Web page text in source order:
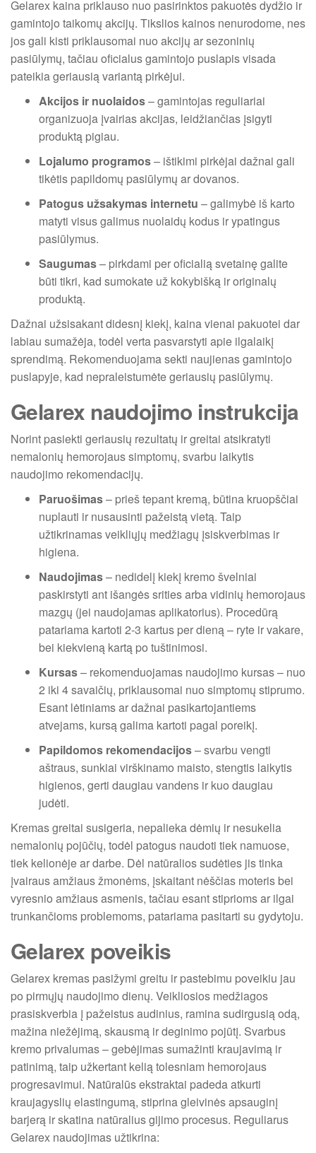
Gelarex kaina priklauso nuo pasirinktos pakuotės dydžio ir
gamintojo taikomų akcijų. Tikslios kainos nenurodome, nes
jos gali kisti priklausomai nuo akcijų ar sezoninių
pasiūlymų, tačiau oficialus gamintojo puslapis visada
pateikia geriausią variantą pirkėjui.
Akcijos ir nuolaidos– gamintojas reguliariai
organizuoja įvairias akcijas, leidžiančias įsigyti
produktą pigiau.
Lojalumo programos– ištikimi pirkėjai dažnai gali
tikėtis papildomų pasiūlymų ar dovanos.
Patogus užsakymas internetu – galimybė iš karto
matyti visus galimus nuolaidų kodus ir ypatingus
pasiūlymus.
Saugumas– pirkdami per oficialią svetainę galite
būti tikri, kad sumokate už kokybišką ir originalų
produktą.
Dažnai užsisakant didesnį kiekį, kaina vienai pakuotei dar
labiau sumažėja, todėl verta pasvarstyti apie ilgalaikį
sprendimą. Rekomenduojama sekti naujienas gamintojo
puslapyje, kad nepraleistumėte geriausių pasiūlymų.
Gelarex naudojimo instrukcija
Norint pasiekti geriausių rezultatų ir greitai atsikratyti
nemalonių hemorojaus simptomų, svarbu laikytis
naudojimo rekomendacijų.
Paruošimas– prieš tepant kremą, būtina kruopščiai
nuplauti ir nusausinti pažeistą vietą. Taip
užtikrinamas veikliųjų medžiagų įsiskverbimas ir
higiena.
Naudojimas– nedidelį kiekį kremo švelniai
paskirstyti ant išangės srities arba vidinių hemorojaus
mazgų (jei naudojamas aplikatorius). Procedūrą
patariama kartoti 2-3 kartus per dieną – ryte ir vakare,
bei kiekvieną kartą po tuštinimosi.
Kursas– rekomenduojamas naudojimo kursas – nuo
2 iki 4 savaičių, priklausomai nuo simptomų stiprumo.
Esant lėtiniams ar dažnai pasikartojantiems
atvejams, kursą galima kartoti pagal poreikį.
Papildomos rekomendacijos– svarbu vengti
aštraus, sunkiai virškinamo maisto, stengtis laikytis
higienos, gerti daugiau vandens ir kuo daugiau
judėti.
Kremas greitai susigeria, nepalieka dėmių ir nesukelia
nemalonių pojūčių, todėl patogus naudoti tiek namuose,
tiek kelionėje ar darbe. Dėl natūralios sudėties jis tinka
įvairaus amžiaus žmonėms, įskaitant nėščias moteris bei
vyresnio amžiaus asmenis, tačiau esant stiprioms ar ilgai
trunkančioms problemoms, patariama pasitarti su gydytoju.
Gelarex poveikis
Gelarex kremas pasižymi greitu ir pastebimu poveikiu jau
po pirmųjų naudojimo dienų. Veikliosios medžiagos
prasiskverbia į pažeistus audinius, ramina sudirgusią odą,
mažina niežėjimą, skausmą ir deginimo pojūtį. Svarbus
kremo privalumas – gebėjimas sumažinti kraujavimą ir
patinimą, taip užkertant kelią tolesniam hemorojaus
progresavimui. Natūralūs ekstraktai padeda atkurti
kraujagyslių elastingumą, stiprina gleivinės apsauginį
barjerą ir skatina natūralius gijimo procesus. Reguliarus
Gelarex naudojimas užtikrina: